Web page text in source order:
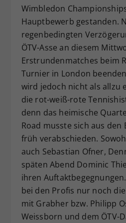
Wimbledon
Hauptbewerb gestanden.
regenbedingten
ÖTV-Asse an diesem
Erstrundenmatches beim
Turnier in London
wird jedoch nicht als allzu
die rot-weiß-rote
denn das heimische
Road musste sich aus den
früh verabschieden.
auch Sebastian Ofner,
späten Abend Dominic
ihren
bei den Profis nur noch
mit Grabher bzw. Philipp
Weissborn und dem ÖTV-
Zweck
Dieser Wert
Einstellungen.
zufällig
historische
vorgenommen
hat.